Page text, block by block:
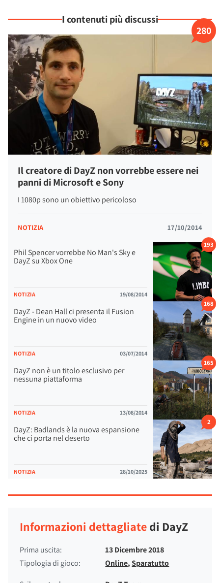
I contenuti più discussi
Il creatore di DayZ non vorrebbe essere nei
panni di Microsoft e Sony
I 1080p sono un obiettivo pericoloso
NOTIZIA 17/10/2014
280
Phil Spencer vorrebbe No Man's Sky e
DayZ su Xbox One
NOTIZIA 19/08/2014
193
DayZ - Dean Hall ci presenta il Fusion
Engine in un nuovo video
NOTIZIA 03/07/2014
168
DayZ non è un titolo esclusivo per
nessuna piattaforma
NOTIZIA 13/08/2014
165
DayZ: Badlands è la nuova espansione
che ci porta nel deserto
NOTIZIA 28/10/2025
2
Informazioni dettagliatedi DayZ
Prima uscita:
13 Dicembre 2018
Tipologia di gioco:
Online,Sparatutto